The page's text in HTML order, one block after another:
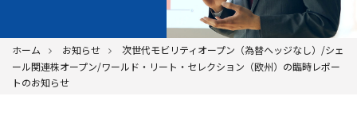
ホーム お知らせ
次世代モビリティオープン（為替ヘッジなし）/シェ
ール関連株オープン/ワールド・リート・セレクション（欧州）の臨時レポー
トのお知らせ